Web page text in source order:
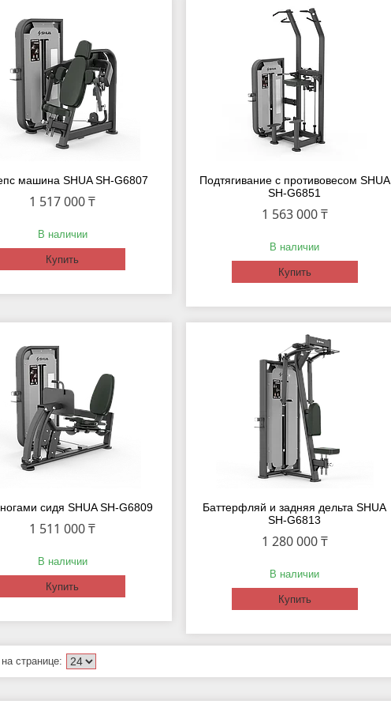
машина SHUA SH-G6807
1 517 000 ₸
В наличии
Купить
Подтягивание с противовесом SHUA
SH-G6851
1 563 000 ₸
В наличии
Купить
сидя SHUA SH-G6809
1 511 000 ₸
В наличии
Купить
Баттерфляй и задняя дельта SHUA
SH-G6813
1 280 000 ₸
В наличии
Купить